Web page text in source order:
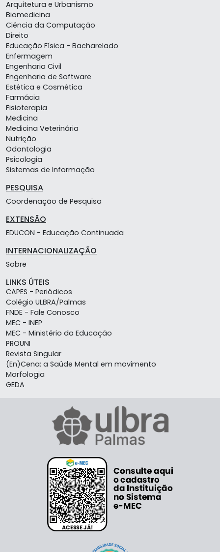
Arquitetura e Urbanismo
Biomedicina
Ciência da Computação
Direito
Educação Física - Bacharelado
Enfermagem
Engenharia Civil
Engenharia de Software
Estética e Cosmética
Farmácia
Fisioterapia
Medicina
Medicina Veterinária
Nutrição
Odontologia
Psicologia
Sistemas de Informação
PESQUISA
Coordenação de Pesquisa
EXTENSÃO
EDUCON - Educação Continuada
INTERNACIONALIZAÇÃO
Sobre
LINKS ÚTEIS
CAPES - Periódicos
Colégio ULBRA/Palmas
FNDE - Fale Conosco
MEC - INEP
MEC - Ministério da Educação
PROUNI
Revista Singular
(En)Cena: a Saúde Mental em movimento
Morfologia
GEDA